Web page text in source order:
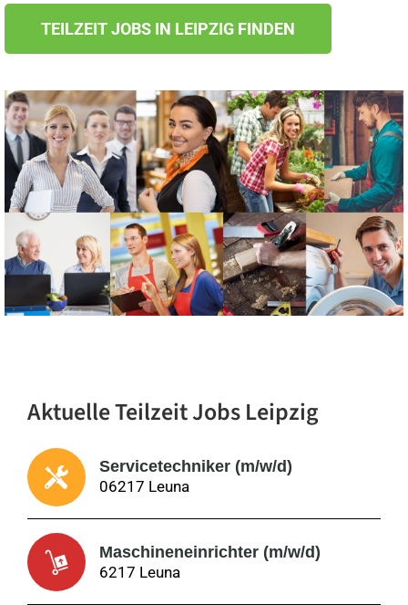
TEILZEIT JOBS IN LEIPZIG FINDEN
Aktuelle Teilzeit Jobs Leipzig
Servicetechniker (m/w/d)
06217 Leuna
Maschineneinrichter (m/w/d)
6217 Leuna